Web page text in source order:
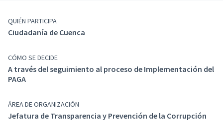
QUIÉN PARTICIPA
Ciudadanía de Cuenca
CÓMO SE DECIDE
A través del seguimiento al proceso de Implementación del
PAGA
ÁREA DE ORGANIZACIÓN
Jefatura de Transparencia y Prevención de la Corrupción